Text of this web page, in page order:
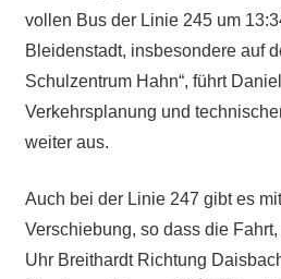
vollen Bus der Linie 245 um
Bleidenstadt, insbesondere auf
Schulzentrum Hahn“, führt
Verkehrsplanung und
weiter aus.
Auch bei der Linie 247 gibt es
Verschiebung, so dass die
Uhr Breithardt Richtung